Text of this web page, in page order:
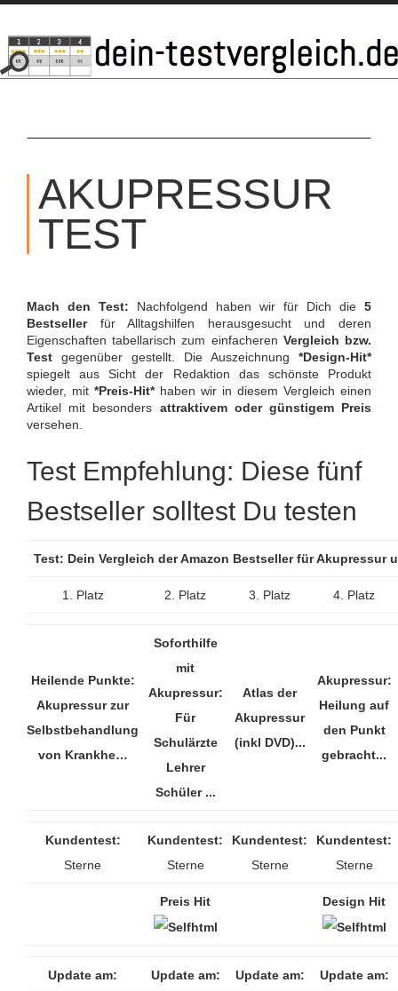
SKIP
CONTENT
AKUPRESSUR
TEST
Mach den Test: Nachfolgend haben wir für Dich die 5
Bestsellerfür Alltagshilfen herausgesucht und deren
Eigenschaften tabellarisch zum einfacheren Vergleich bzw.
Test gegenüber gestellt. Die Auszeichnung *Design-Hit*
spiegelt aus Sicht der Redaktion das schönste Produkt
wieder, mit *Preis-Hit*haben wir in diesem Vergleich einen
Artikel mit besonders attraktivem oder günstigem Preis
versehen.
Test Empfehlung: Diese fünf
Bestseller solltest Du testen
Test: Dein Vergleich der Amazon Bestseller für Akupressur
1. Platz 2. Platz 3. Platz 4. Platz
Heilende Punkte:
Akupressur zur
Selbstbehandlung
von Krankhe…
Soforthilfe
mit
Akupressur:
Für
Schulärzte
Lehrer
Schüler ...
Atlas der
Akupressur
(inkl DVD)...
Akupressur:
Heilung auf
den Punkt
gebracht...
Kundentest:
Sterne
Kundentest:
Sterne
Kundentest:
Sterne
Kundentest:
Sterne
Preis Hit Design Hit
Update am: Update am: Update am: Update am: